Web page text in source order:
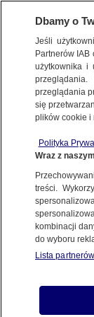
ŚWIAT
incydencie
27.07.2023, 12:14
Dbamy o
Jeśli
Partnerów
użytkownika i
przeglądania
się
plików cookie i
Polityka
Wraz z
treści.
kombinacji
do wyboru
Lista